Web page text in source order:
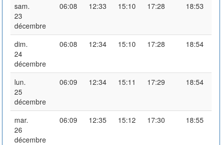
sam.
23
décembre
06:08 12:33 15:10 17:28 18:53
dim.
24
décembre
06:08 12:34 15:10 17:28 18:54
lun.
25
décembre
06:09 12:34 15:11 17:29 18:54
mar.
26
décembre
06:09 12:35 15:12 17:30 18:55